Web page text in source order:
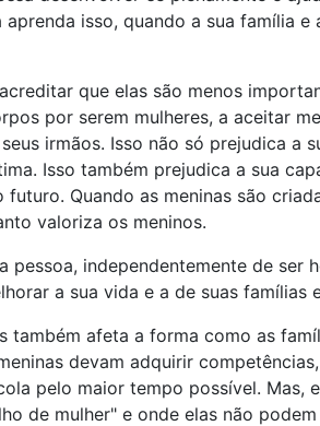
isso, quando a sua família e
que elas são menos
por serem mulheres, a aceitar
irmãos. Isso não só prejudica a
Isso também prejudica a sua
Quando as meninas são
valoriza os meninos.
independentemente de ser
a sua vida e a de suas famílias
também afeta a forma como as
devam adquirir
pelo maior tempo possível. Mas,
de mulher" e onde elas não